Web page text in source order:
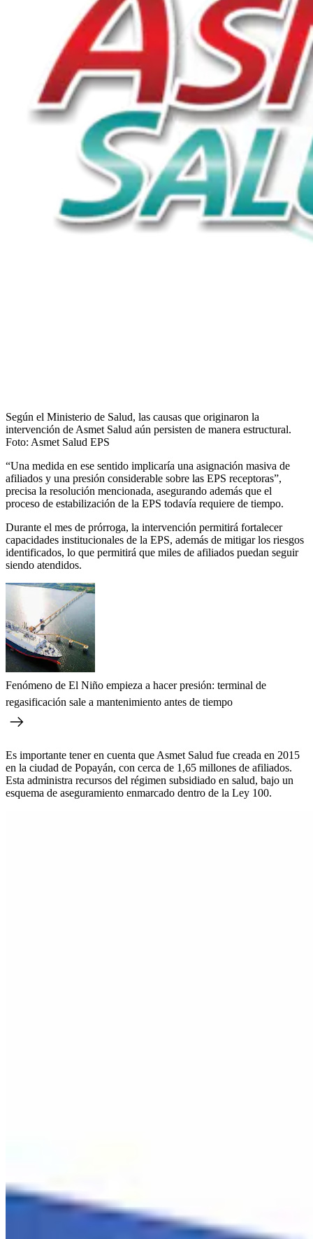
Según el Ministerio de Salud, las causas que originaron la
intervención de Asmet Salud aún persisten de manera estructural.
Foto: Asmet Salud EPS
“Una medida en ese sentido implicaría una asignación masiva de
afiliados y una presión considerable sobre las EPS receptoras”,
precisa la resolución mencionada, asegurando además que el
proceso de estabilización de la EPS todavía requiere de tiempo.
Durante el mes de prórroga, la intervención permitirá fortalecer
capacidades institucionales de la EPS, además de mitigar los riesgos
identificados, lo que permitirá que miles de afiliados puedan seguir
siendo atendidos.
Fenómeno de El Niño empieza a hacer presión: terminal de
regasificación sale a mantenimiento antes de tiempo
Es importante tener en cuenta que Asmet Salud fue creada en 2015
en la ciudad de Popayán, con cerca de 1,65 millones de afiliados.
Esta administra recursos del régimen subsidiado en salud, bajo un
esquema de aseguramiento enmarcado dentro de la Ley 100.